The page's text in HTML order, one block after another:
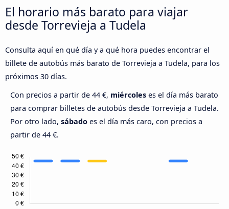
El horario más barato para viajar
desde Torrevieja a Tudela
Consulta aquí en qué día y a qué hora puedes encontrar el
billete de autobús más barato de Torrevieja a Tudela, para los
próximos 30 días.
Con precios a partir de 44 €, miércoles es el día más barato
para comprar billetes de autobús desde Torrevieja a Tudela.
Por otro lado, sábado es el día más caro, con precios a
partir de 44 €.